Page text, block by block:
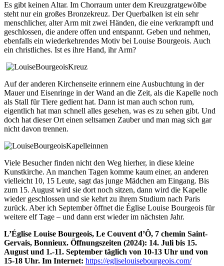
Es gibt keinen Altar. Im Chorraum unter dem Kreuzgratgewölbe
steht nur ein großes Bronzekreuz. Der Querbalken ist ein sehr
menschlicher, alter Arm mit zwei Händen, die eine verkrampft und
geschlossen, die andere offen und entspannt. Geben und nehmen,
ebenfalls ein wiederkehrendes Motiv bei Louise Bourgeois. Auch
ein christliches. Ist es ihre Hand, ihr Arm?
Auf der anderen Kirchenseite erinnern eine Ausbuchtung in der
Mauer und Eisenringe in der Wand an die Zeit, als die Kapelle noch
als Stall für Tiere gedient hat. Dann ist man auch schon rum,
eigentlich hat man schnell alles gesehen, was es zu sehen gibt. Und
doch hat dieser Ort einen seltsamen Zauber und man mag sich gar
nicht davon trennen.
Viele Besucher finden nicht den Weg hierher, in diese kleine
Kunstkirche. An manchen Tagen komme kaum einer, an anderen
vielleicht 10, 15 Leute, sagt das junge Mädchen am Eingang. Bis
zum 15. August wird sie dort noch sitzen, dann wird die Kapelle
wieder geschlossen und sie kehrt zu ihrem Studium nach Paris
zurück. Aber ich September öffnet die Église Louise Bourgeois für
weitere elf Tage – und dann erst wieder im nächsten Jahr.
L’Église Louise Bourgeois, Le Couvent d’Ô, 7 chemin Saint-
Gervais, Bonnieux. Öffnungszeiten (2024): 14. Juli bis 15.
August und 1.-11. September täglich von 10-13 Uhr und von
15-18 Uhr. Im Internet: https://egliselouisebourgeois.com/